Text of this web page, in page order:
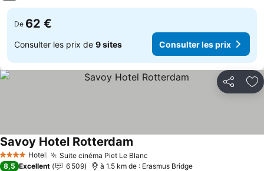
De 62 €
Consulter les prix de 9 sites Consulter les prix
Partager
4 Étoiles Hotel Suite cinéma Piet Le Blanc
Savoy Hotel Rotterdam
8,5 Excellent 6 509 à 1.5 km de : Erasmus Bridge